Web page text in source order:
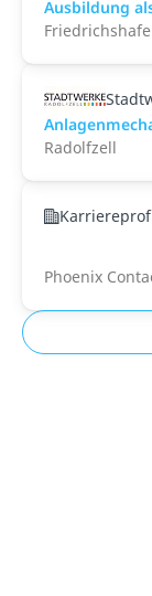
Ausbildung
Radolfzell
Phoenix